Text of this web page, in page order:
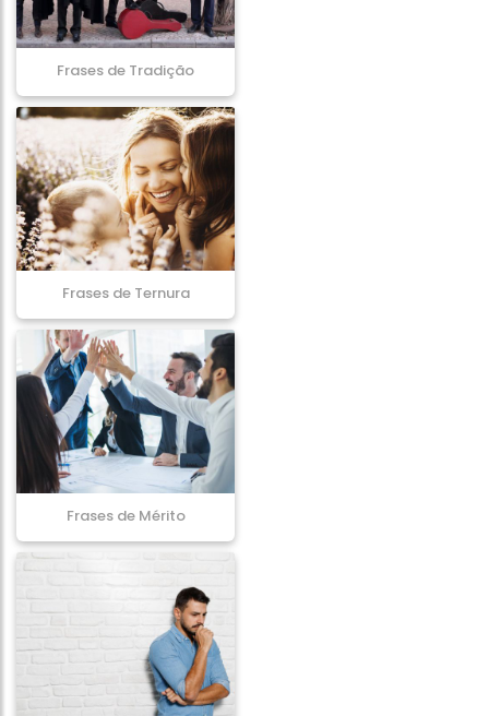
Frases de Tradição
Frases de Ternura
Frases de Mérito